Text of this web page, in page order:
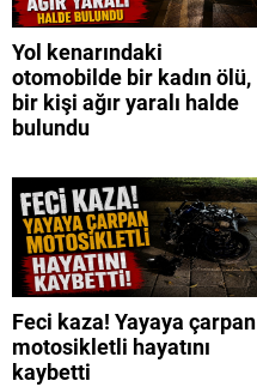
Yol kenarındaki
otomobilde bir kadın ölü,
bir kişi ağır yaralı halde
bulundu
Feci kaza! Yayaya çarpan
motosikletli hayatını
kaybetti